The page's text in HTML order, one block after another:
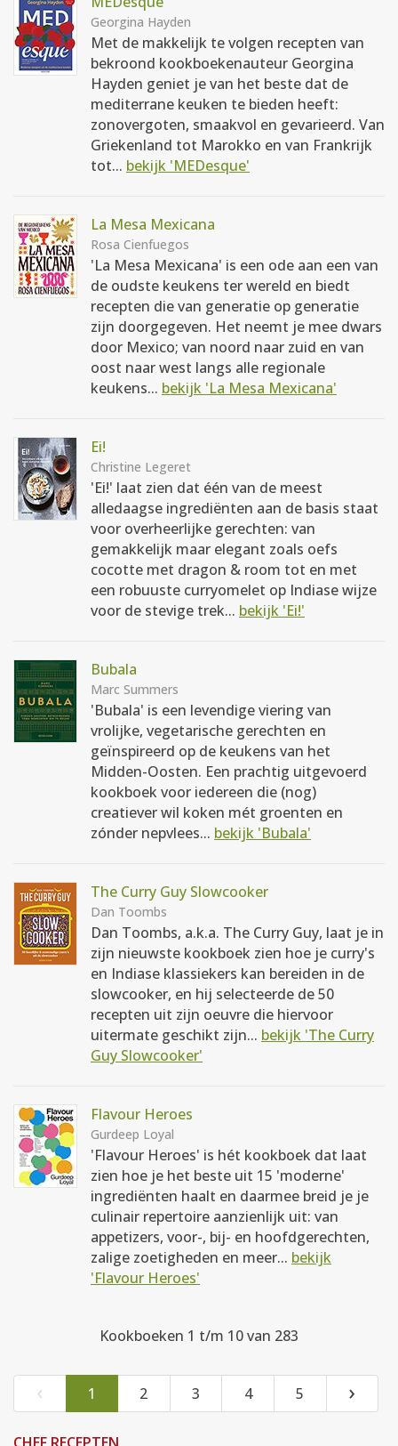
Georgina Hayden
Met de makkelijk te volgen recepten van
bekroond kookboekenauteur Georgina
Hayden geniet je van het beste dat de
mediterrane keuken te bieden heeft:
zonovergoten, smaakvol en gevarieerd. Van
Griekenland tot Marokko en van Frankrijk
tot... bekijk 'MEDesque'
La Mesa Mexicana
Rosa Cienfuegos
'La Mesa Mexicana' is een ode aan een van
de oudste keukens ter wereld en biedt
recepten die van generatie op generatie
zijn doorgegeven. Het neemt je mee dwars
door Mexico; van noord naar zuid en van
oost naar west langs alle regionale
keukens... bekijk 'La Mesa Mexicana'
Ei!
Christine Legeret
'Ei!' laat zien dat één van de meest
alledaagse ingrediënten aan de basis staat
voor overheerlijke gerechten: van
gemakkelijk maar elegant zoals oefs
cocotte met dragon & room tot en met
een robuuste curryomelet op Indiase wijze
voor de stevige trek... bekijk 'Ei!'
Bubala
Marc Summers
'Bubala' is een levendige viering van
vrolijke, vegetarische gerechten en
geïnspireerd op de keukens van het
Midden-Oosten. Een prachtig uitgevoerd
kookboek voor iedereen die (nog)
creatiever wil koken mét groenten en
zónder nepvlees... bekijk 'Bubala'
The Curry Guy Slowcooker
Dan Toombs
Dan Toombs, a.k.a. The Curry Guy, laat je in
zijn nieuwste kookboek zien hoe je curry's
en Indiase klassiekers kan bereiden in de
slowcooker, en hij selecteerde de 50
recepten uit zijn oeuvre die hiervoor
uitermate geschikt zijn... bekijk 'The Curry
Guy Slowcooker'
Flavour Heroes
Gurdeep Loyal
'Flavour Heroes' is hét kookboek dat laat
zien hoe je het beste uit 15 'moderne'
ingrediënten haalt en daarmee breid je je
culinair repertoire aanzienlijk uit: van
appetizers, voor-, bij- en hoofdgerechten,
zalige zoetigheden en meer... bekijk
'Flavour Heroes'
Kookboeken 1 t/m 10 van 283
‹ 1 2 3 4 5 ›